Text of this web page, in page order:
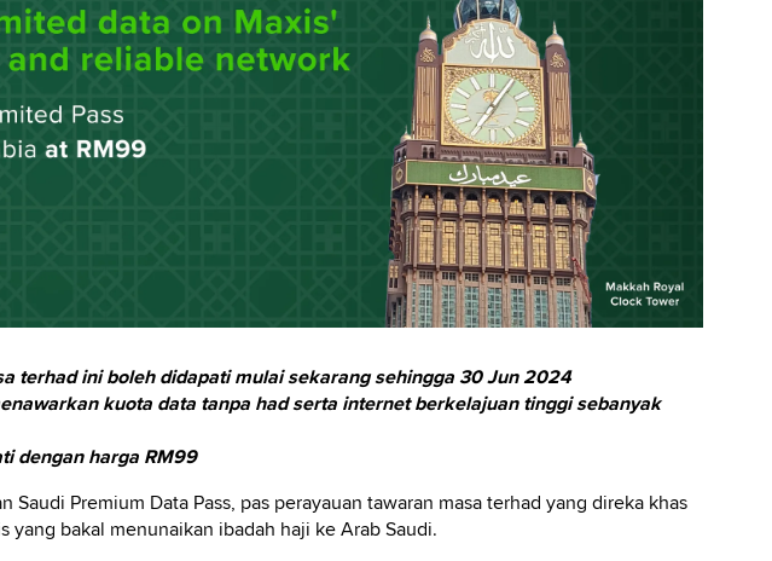
terhad ini boleh didapati mulai sekarang sehingga 30 Jun 2024
kuota data tanpa had serta internet berkelajuan tinggi sebanyak
dengan harga RM99
Saudi Premium Data Pass, pas perayauan tawaran masa terhad yang direka khas
yang bakal menunaikan ibadah haji ke Arab Saudi.